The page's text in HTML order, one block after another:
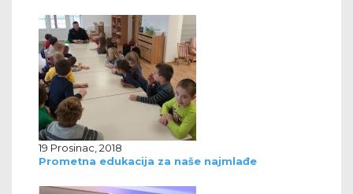
19 Prosinac, 2018
Prometna edukacija za naše najmlađe